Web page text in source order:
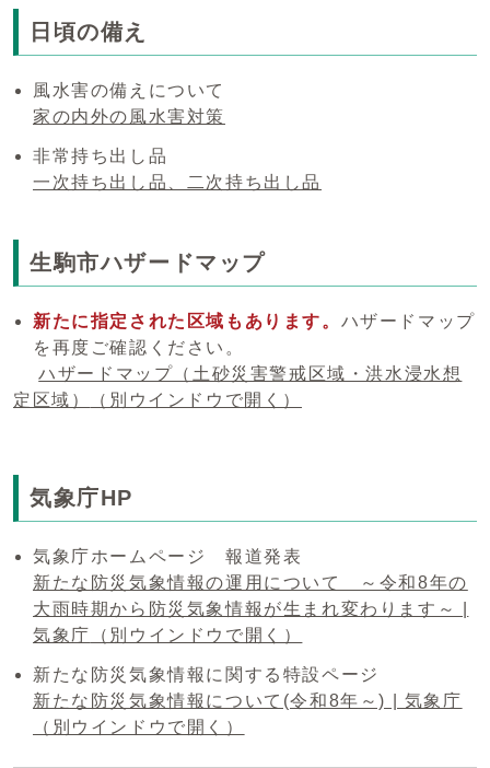
日頃の備え
風水害の備えについて
家の内外の風水害対策
非常持ち出し品
一次持ち出し品、二次持ち出し品
生駒市ハザードマップ
新たに指定された区域もあります。 ハザードマップ
を再度ご確認ください。
ハザードマップ（土砂災害警戒区域・洪水浸水想
定区域）
（別ウインドウで開く）
気象庁HP
気象庁ホームページ 報道発表
新たな防災気象情報の運用について ～令和8年の
大雨時期から防災気象情報が生まれ変わります～ |
気象庁
（別ウインドウで開く）
新たな防災気象情報に関する特設ページ
新たな防災気象情報について(令和8年～) | 気象庁
（別ウインドウで開く）